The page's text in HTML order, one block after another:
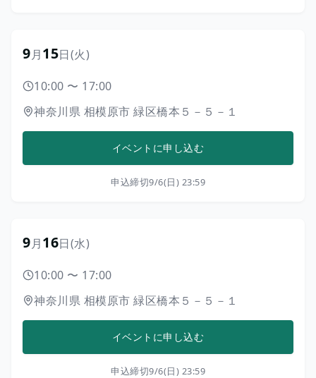
9月15日(火)
10:00 〜 17:00
神奈川県 相模原市 緑区橋本５－５－１
イベントに申し込む
申込締切9/6(日) 23:59
9月16日(水)
10:00 〜 17:00
神奈川県 相模原市 緑区橋本５－５－１
イベントに申し込む
申込締切9/6(日) 23:59